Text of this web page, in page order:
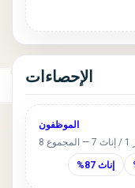
الإحصاءات
الموظفون
إناث 87%